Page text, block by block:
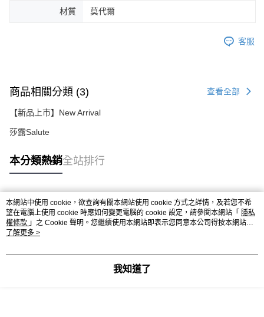
材質 莫代爾
客服
商品相關分類 (3) 查看全部
【新品上市】New Arrival
莎露Salute
本分類熱銷全站排行
熱門標籤
本網站中使用 cookie，欲查詢有關本網站使用 cookie 方式之詳情，及若您不希
望在電腦上使用 cookie 時應如何變更電腦的 cookie 設定，請參閱本網站「 隱私
權條款 」之 Cookie 聲明。您繼續使用本網站即表示您同意本公司得按本網站使
用條款之 Cookie 聲明使用 cookie。
了解更多 >
我知道了